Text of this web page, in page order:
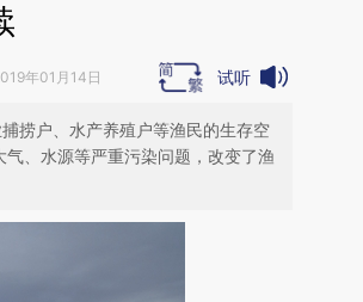
年01月14日 试听
捞户、水产养殖户等渔民的生存空
、水源等严重污染问题，改变了渔